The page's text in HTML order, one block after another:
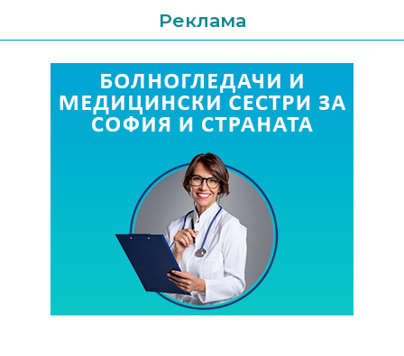
Реклама